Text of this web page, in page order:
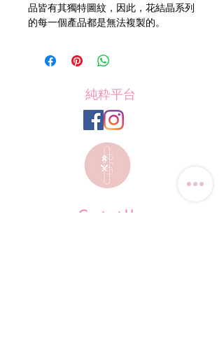
品皆有其獨特圖紋，因此，花結晶系列
的每一個產品都是無法複製的。
純粋平台
Contact Us